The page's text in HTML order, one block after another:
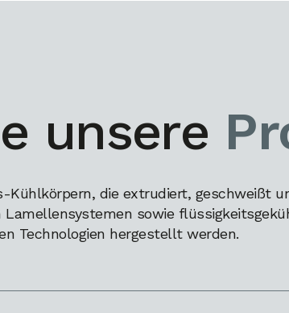
unsere
die extrudiert, geschweißt
sowie
Technologien hergestellt werden.